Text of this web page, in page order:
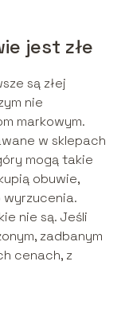
jest złe
są złej
nie
markowym.
w sklepach
mogą takie
obuwie,
nie są. Jeśli
zadbanym
cenach, z